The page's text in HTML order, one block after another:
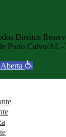
Direitos
Porto Calvo/AL -